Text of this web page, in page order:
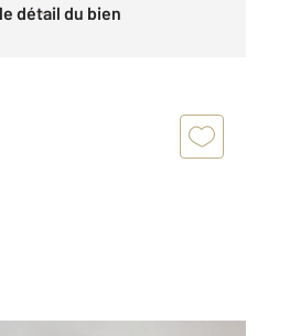
le détail du bien